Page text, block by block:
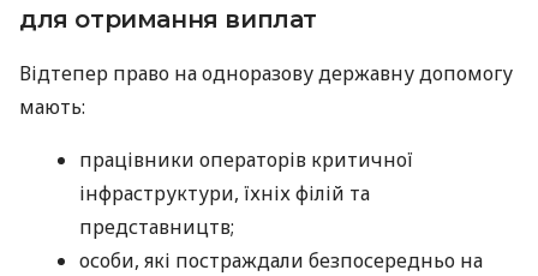
для отримання виплат
Відтепер право на одноразову державну допомогу
мають:
працівники операторів критичної
інфраструктури, їхніх філій та
представництв;
особи, які постраждали безпосередньо на